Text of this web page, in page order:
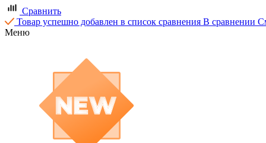
Сравнить
Товар успешно добавлен в список сравнения В сравнении
Меню